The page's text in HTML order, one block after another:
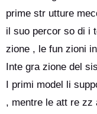
prime str utture
il suo percor so di i
zione , le fun zioni
Inte gra zione del
I primi model li
, mentre le att re zz